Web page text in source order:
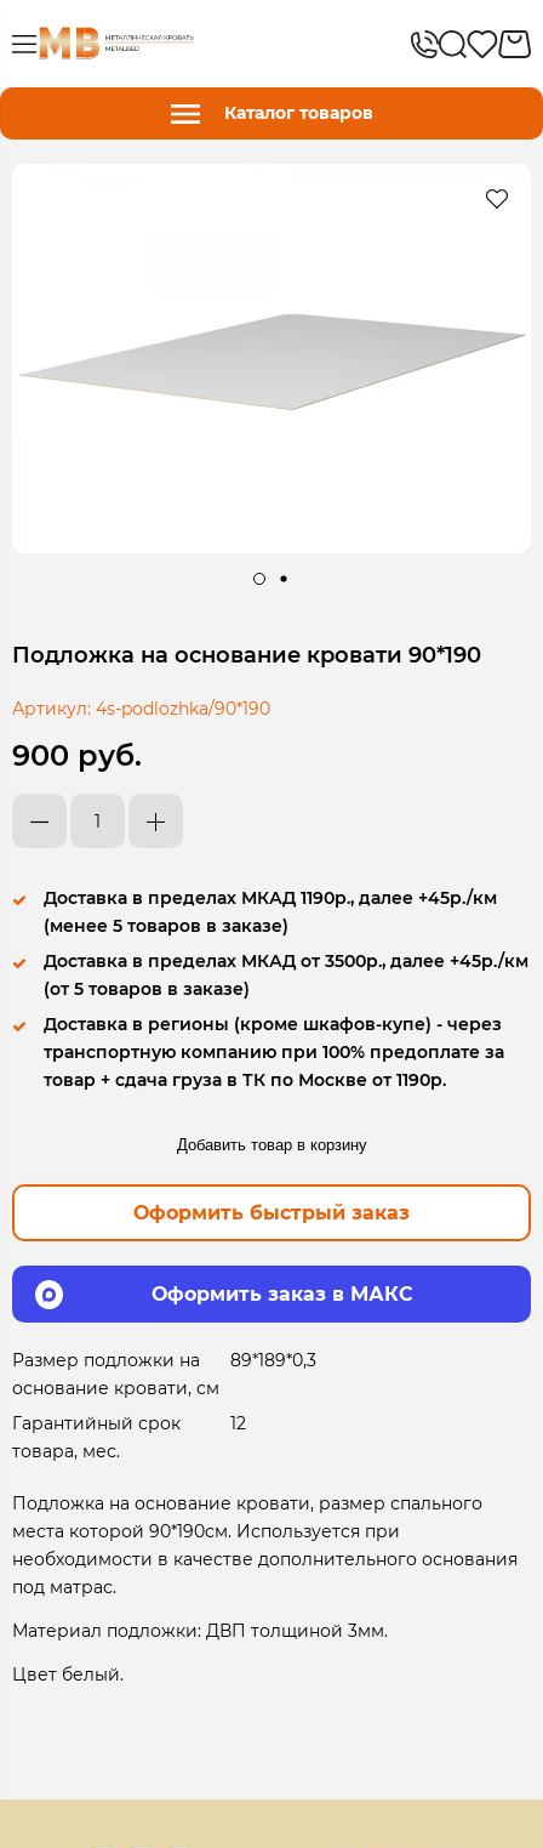
Каталог товаров
Подложка на основание кровати 90*190
Артикул: 4s-podlozhka/90*190
900 руб.
Доставка в пределах МКАД 1190р., далее +45р./км
(менее 5 товаров в заказе)
Доставка в пределах МКАД от 3500р., далее +45р./км
(от 5 товаров в заказе)
Доставка в регионы (кроме шкафов-купе) - через
транспортную компанию при 100% предоплате за
товар + сдача груза в ТК по Москве от 1190р.
Добавить товар в корзину
Оформить быстрый заказ
Оформить заказ в МАКС
Размер подложки на
основание кровати, см
89*189*0,3
Гарантийный срок
товара, мес.
12
Подложка на основание кровати, размер спального
места которой 90*190см. Используется при
необходимости в качестве дополнительного основания
под матрас.
Материал подложки: ДВП толщиной 3мм.
Цвет белый.